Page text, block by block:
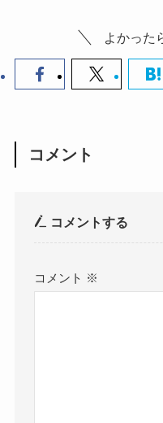
よかった
コメント
コメントする
コメント ※